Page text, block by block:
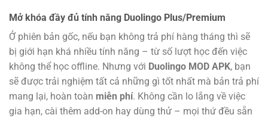
Mở khóa đầy đủ tính năng Duolingo Plus/Premium
Ở phiên bản gốc, nếu bạn không trả phí hàng tháng thì sẽ
bị giới hạn khá nhiều tính năng – từ số lượt học đến việc
không thể học offline. Nhưng với Duolingo MOD APK, bạn
sẽ được trải nghiệm tất cả những gì tốt nhất mà bản trả phí
mang lại, hoàn toàn miễn phí. Không cần lo lắng về việc
gia hạn, cài thêm add-on hay dùng thử – mọi thứ đều sẵn